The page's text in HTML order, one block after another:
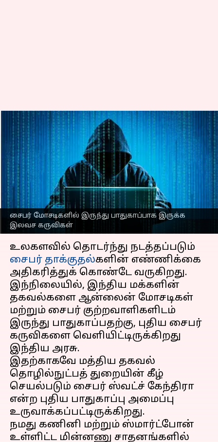
சைபர் மோசடிகளில் இருந்து பாதுகாப்பாக இருக்க
இலவச கருவிகள்
சைபர் மோசடிகள் இருந்து
பாதுகாத்துக் கொள்ள
இலவச கருவிகளை
வழங்கியிருக்கும் இந்திய
அரசு
எழுதியவர் Prasanna Venkatesh Jun 18, 2023 07:25 am
செய்தி முன்னோட்டம்
உலகளவில் தொடர்ந்து நடத்தப்படும்
சைபர் தாக்குதல்களின் எண்ணிக்கை
அதிகரித்துக் கொண்டே வருகிறது.
இந்நிலையில், இந்திய மக்களின்
தகவல்களை ஆன்லைன் மோசடிகள்
மற்றும் சைபர் குற்றவாளிகளிடம்
இருந்து பாதுகாப்பதற்கு, புதிய சைபர்
கருவிகளை வெளியிட்டிருக்கிறது
இந்திய அரசு.
இதற்காகவே மத்திய தகவல்
தொழில்நுட்பத் துறையின் கீழ்
செயல்படும் சைபர் ஸ்வட்ச் கேந்திரா
என்ற புதிய பாதுகாப்பு அமைப்பு
உருவாக்கப்பட்டிருக்கிறது.
நமது கணினி மற்றும் ஸ்மார்ட்போன்
உள்ளிட்ட மின்னணு சாதனங்களில்